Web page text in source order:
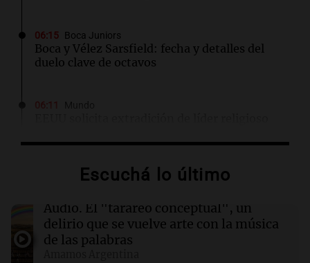
06:15 Boca Juniors
Boca y Vélez Sarsfield: fecha y detalles del
duelo clave de octavos
Mundo
epicentro del brote de ébola en Congo por
salarios impagos
Escuchá lo último
Audio. El "tarareo conceptual", un
delirio que se vuelve arte con la música
de las palabras